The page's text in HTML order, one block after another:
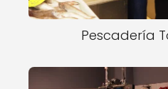
Pescadería